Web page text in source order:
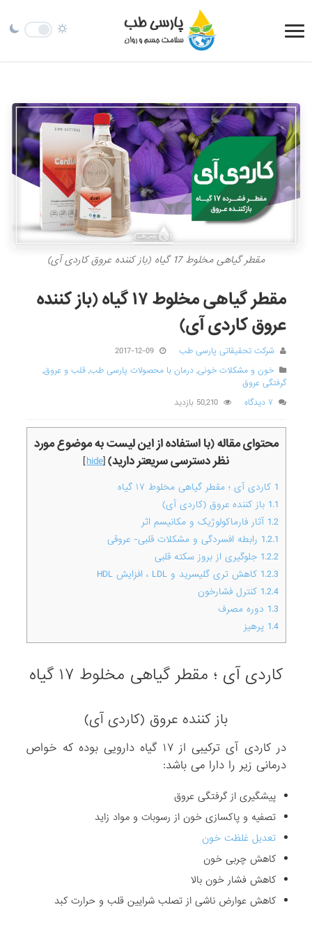
مقطر گیاهی مخلوط 17 گیاه (باز کننده عروق کاردی آی)
مقطر گیاهی مخلوط ۱۷ گیاه (باز کننده
عروق کاردی آی)
شرکت تحقیقاتی پارسی طب
2017-12-09
خون و مشکلات خونی,درمان با محصولات پارسی طب,قلب و عروق,
گرفتگی عروق
۷ دیدگاه
50,210 بازدید
محتوای مقاله (با استفاده از این لیست به موضوع مورد
نظر دسترسی سریعتر دارید)[
hide
]
1 کاردی آی ؛ مقطر گیاهی مخلوط ۱۷ گیاه
1.1 باز کننده عروق (کاردی آی)
1.2 آثار فارماکولوژیک و مکانیسم اثر
1.2.1 رابطه افسردگی و مشکلات قلبی- عروقی
1.2.2 جلوگیری از بروز سکته قلبی
1.2.3 کاهش تری گلیسرید و LDL ، افزایش HDL
1.2.4 کنترل فشارخون
1.3 دوره مصرف
1.4 پرهیز
کاردی آی ؛ مقطر گیاهی مخلوط ۱۷ گیاه
باز کننده عروق (کاردی آی)
در کاردی آی ترکیبی از ۱۷ گیاه دارویی بوده که خواص
درمانی زیر را دارا می باشد:
پیشگیری از گرفتگی عروق
تصفیه و پاکسازی خون از رسوبات و مواد زاید
تعدیل غلظت خون
کاهش چربی خون
کاهش فشار خون بالا
کاهش عوارض ناشی از تصلب شرایین قلب و حرارت کبد